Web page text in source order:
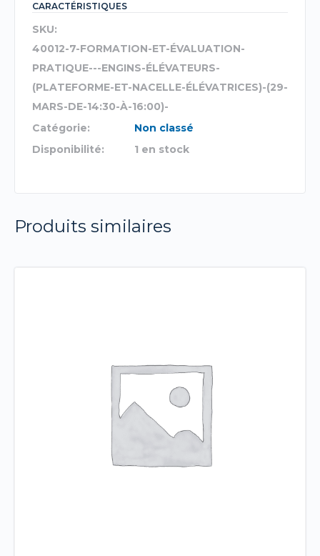
CARACTÉRISTIQUES
SKU:
40012-7-FORMATION-ET-ÉVALUATION-
PRATIQUE---ENGINS-ÉLÉVATEURS-
(PLATEFORME-ET-NACELLE-ÉLÉVATRICES)-(29-
MARS-DE-14:30-À-16:00)-
Catégorie:
Non classé
Disponibilité:
1 en stock
Produits similaires